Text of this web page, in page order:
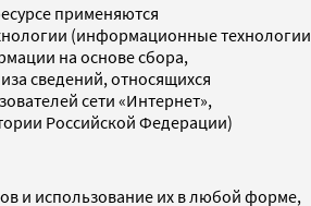
применяются
(информационные технологии
на основе сбора,
сведений, относящихся
сети «Интернет»,
Российской Федерации)
и использование их в любой форме,